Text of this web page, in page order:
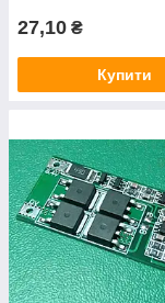
27,10 ₴
Купити